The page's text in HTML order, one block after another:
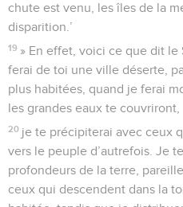
chute est venu, les îles de la
disparition.’
19 » En effet, voici ce que dit
ferai de toi une ville déserte,
plus habitées, quand je ferai
les grandes eaux te couvriront,
20 je te précipiterai avec ceux
vers le peuple d’autrefois. Je
profondeurs de la terre,
ceux qui descendent dans la